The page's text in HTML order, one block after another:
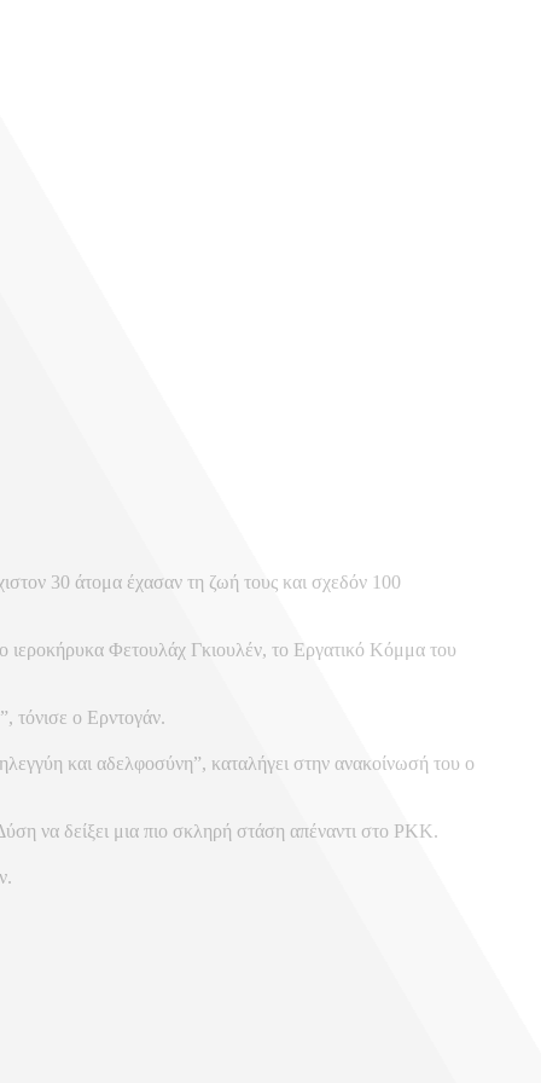
30 άτομα έχασαν τη ζωή τους και σχεδόν 100
ιεροκήρυκα Φετουλάχ Γκιουλέν, το Εργατικό Κόμμα του
τόνισε ο Ερντογάν.
και αδελφοσύνη”, καταλήγει στην ανακοίνωσή του ο
να δείξει μια πιο σκληρή στάση απέναντι στο PKK.